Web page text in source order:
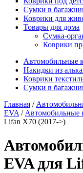
Сумки в
Коврики для
Товары для дома
Сумка-
Коврики
Автомобильные
Накидки из
Коврики
Сумки в
Главная /
EVA / Автомобильные
Lifan X70 (2017->)
EVA для